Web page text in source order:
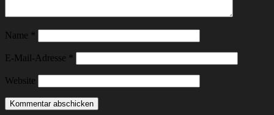
Name *
E-Mail-Adresse *
Website